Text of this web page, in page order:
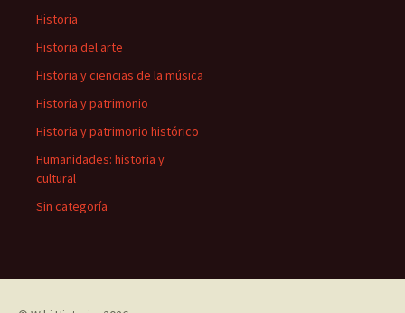
Historia
Historia del arte
Historia y ciencias de la música
Historia y patrimonio
Historia y patrimonio histórico
Humanidades: historia y
cultural
Sin categoría